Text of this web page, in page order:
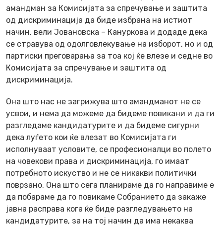
амандман за Комисијата за спречување и заштита
од дискриминација да биде избрана на истиот
начин, вели Јовановска – Кануркова и додаде дека
се стравува од одолговлекување на изборот, но и од
партиски преговарања за тоа кој ќе влезе и седне во
Комисијата за спречување и заштита од
дискриминација.
Она што нас не загрижува што амандманот не се
усвои, и нема да можеме да бидеме повикани и да ги
разгледаме кандидатурите и да бидеме сигурни
дека луѓето кои ќе влезат во Комисијата ги
исполнуваат условите, се професионалци во полето
на човекови права и дискриминација, го имаат
потребното искуство и не се никакви политички
поврзано. Она што сега планираме да го направиме е
да побараме да го повикаме Собранието да закаже
јавна расправа кога ќе биде разгледувањето на
кандидатурите, за на тој начин да има некаква